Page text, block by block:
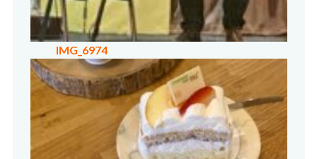
IMG_6974